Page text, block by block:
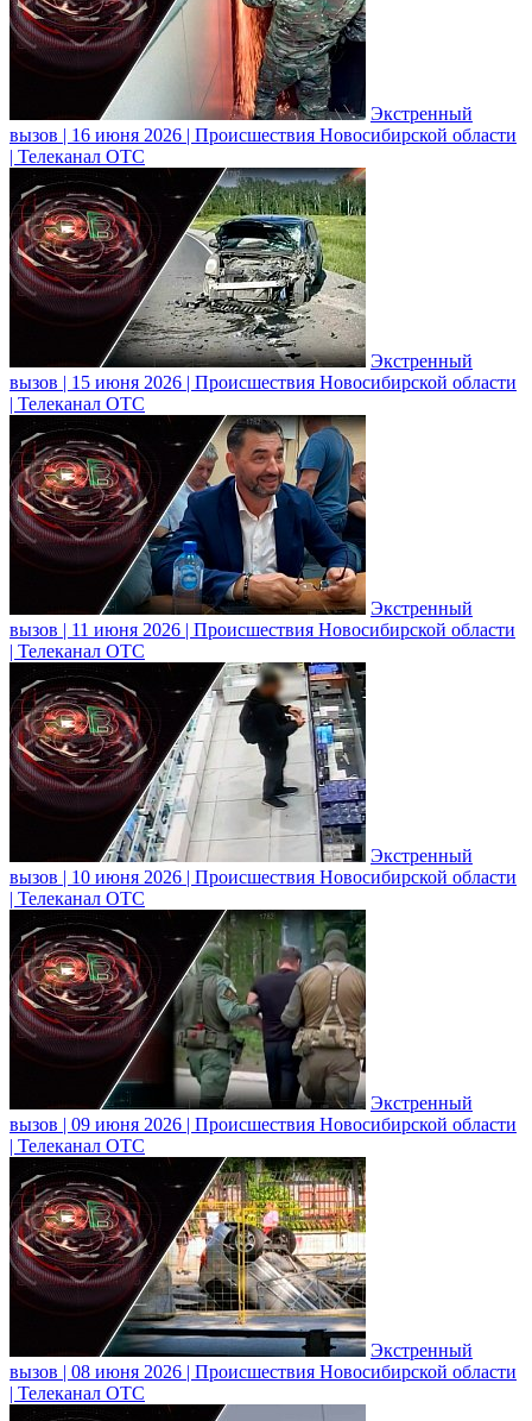
Экстренный
вызов | 16 июня 2026 | Происшествия Новосибирской области
| Телеканал ОТС
Экстренный
вызов | 15 июня 2026 | Происшествия Новосибирской области
| Телеканал ОТС
Экстренный
вызов | 11 июня 2026 | Происшествия Новосибирской области
| Телеканал ОТС
Экстренный
вызов | 10 июня 2026 | Происшествия Новосибирской области
| Телеканал ОТС
Экстренный
вызов | 09 июня 2026 | Происшествия Новосибирской области
| Телеканал ОТС
Экстренный
вызов | 08 июня 2026 | Происшествия Новосибирской области
| Телеканал ОТС